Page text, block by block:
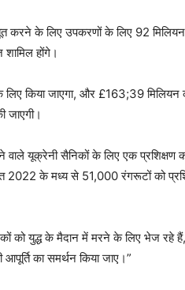
करने के लिए उपकरणों के लिए 92 मिलियन
होंगे।
लिए किया जाएगा, और £163;39
जाएगी।
यूक्रेनी सैनिकों के लिए एक प्रशिक्षण
के मध्य से 51,000 रंगरूटों को
को युद्ध के मैदान में मरने के लिए भेज रहे
का समर्थन किया जाए।”